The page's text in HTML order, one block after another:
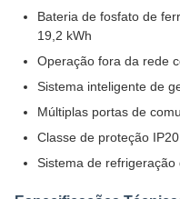
Bateria de fosfato de
19,2 kWh
Operação fora da rede
Sistema inteligente de
Múltiplas portas de
Classe de proteção
Sistema de refrigeração